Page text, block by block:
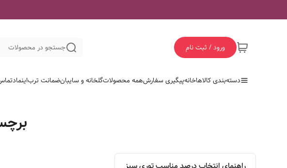
ورود / ثبت نام جستجو در محصولات
دسته‌بندی کالاهاخانهپیگیری سفارشهمه محصولاتگلخانه و سایبانضمانت ترباینماد